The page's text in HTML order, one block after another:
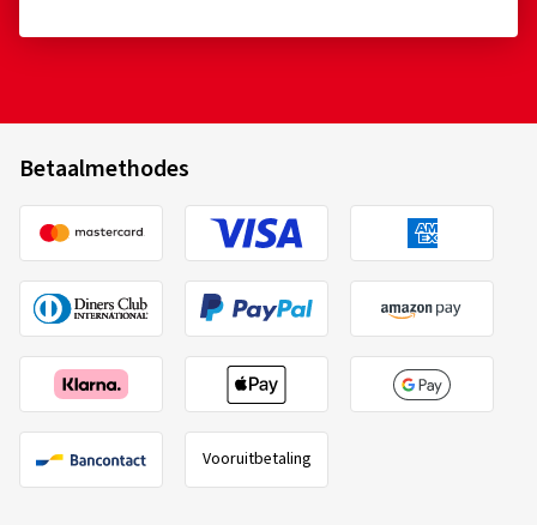
Betaalmethodes
Vooruitbetaling